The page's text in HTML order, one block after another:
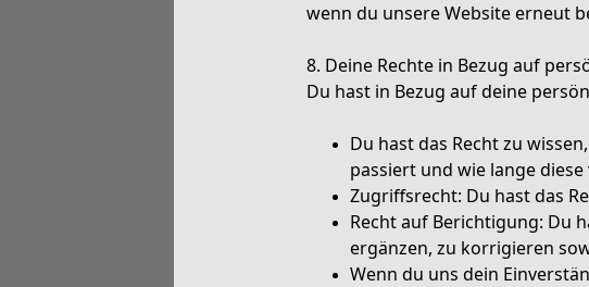
wenn du unsere Website erneut
8. Deine Rechte in Bezug auf
Du hast in Bezug auf deine
Du hast das Recht zu
passiert und wie lange
Zugriffsrecht: Du hast das
Recht auf Berichtigung: Du
ergänzen, zu korrigieren
Wenn du uns dein